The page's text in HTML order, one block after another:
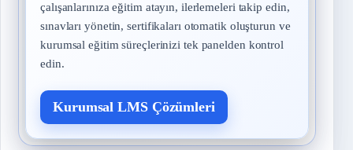
çalışanlarınıza eğitim atayın, ilerlemeleri takip edin,
sınavları yönetin, sertifikaları otomatik oluşturun ve
kurumsal eğitim süreçlerinizi tek panelden kontrol
edin.
Kurumsal LMS Çözümleri